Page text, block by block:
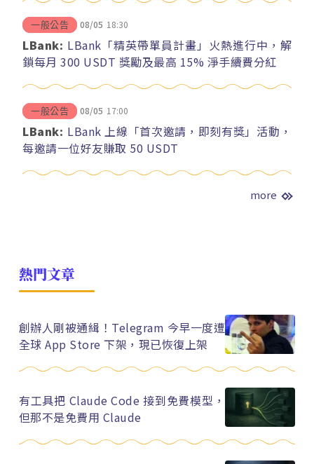
一般公告 08/05 18:30
LBank: LBank「精英帶單員計畫」火熱進行中，解
鎖每月 300 USDT 獎勵及最高 15% 淨手續費分紅
一般公告 08/05 17:00
LBank: LBank 上線「首次邀請，即刻有獎」活動，
每邀請一位好友賺取 50 USDT
more
熱門文章
創辦人剛被通緝！Telegram 今早一度遭
全球 App Store 下架，現已恢復上架
有工具把 Claude Code 接到免費模型，
但那不是免費用 Claude